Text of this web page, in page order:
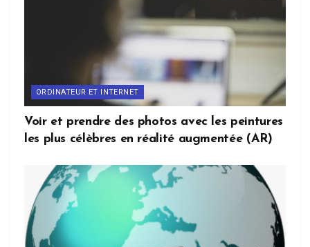
ORDINATEUR ET INTERNET
Voir et prendre des photos avec les peintures
les plus célèbres en réalité augmentée (AR)